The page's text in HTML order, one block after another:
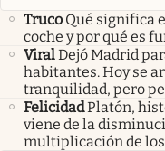
Truco Qué significa
coche y por qué es
ViralDejó Madrid
habitantes. Hoy se
tranquilidad, pero
FelicidadPlatón,
viene de la
multiplicación de los